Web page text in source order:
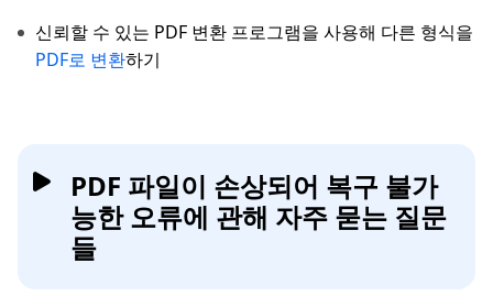
신뢰할 수 있는 PDF 변환 프로그램을 사용해 다른 형식을
PDF로 변환하기
PDF 파일이 손상되어 복구 불가
능한 오류에 관해 자주 묻는 질문
들